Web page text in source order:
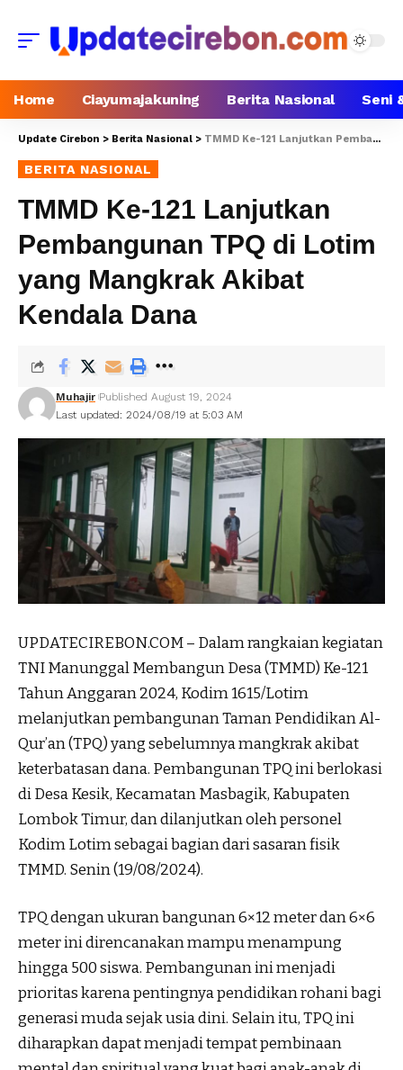
Home Ciayumajakuning Berita Nasional Seni
Update Cirebon > Berita Nasional > TMMD Ke-121 Lanjutkan Pembangunan TPQ di Lotim yang Mangkrak Akibat Kendala Dana
BERITA NASIONAL
TMMD Ke-121 Lanjutkan
Pembangunan TPQ di Lotim
yang Mangkrak Akibat
Kendala Dana
Last updated: 2024/08/19 at 5:03 AM
Muhajir Published August 19, 2024
UPDATECIREBON.COM – Dalam rangkaian kegiatan
TNI Manunggal Membangun Desa (TMMD) Ke-121
Tahun Anggaran 2024, Kodim 1615/Lotim
melanjutkan pembangunan Taman Pendidikan Al-
Qur’an (TPQ) yang sebelumnya mangkrak akibat
keterbatasan dana. Pembangunan TPQ ini berlokasi
di Desa Kesik, Kecamatan Masbagik, Kabupaten
Lombok Timur, dan dilanjutkan oleh personel
Kodim Lotim sebagai bagian dari sasaran fisik
TMMD. Senin (19/08/2024).
TPQ dengan ukuran bangunan 6×12 meter dan 6×6
meter ini direncanakan mampu menampung
hingga 500 siswa. Pembangunan ini menjadi
prioritas karena pentingnya pendidikan rohani bagi
generasi muda sejak usia dini. Selain itu, TPQ ini
diharapkan dapat menjadi tempat pembinaan